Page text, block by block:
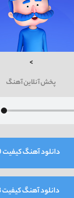
>
پخش آنلاین آهنگ
دانلود آهنگ کیفیت 320
دانلود آهنگ کیفیت 128